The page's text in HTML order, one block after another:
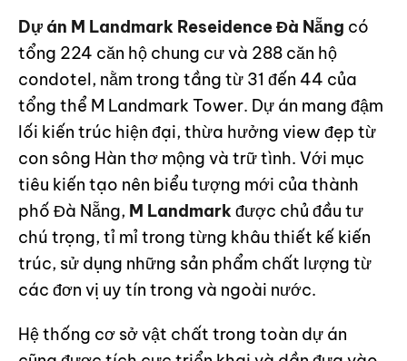
Dự án M Landmark Reseidence Đà Nẵng có
tổng 224 căn hộ chung cư và 288 căn hộ
condotel, nằm trong tầng từ 31 đến 44 của
tổng thể M Landmark Tower. Dự án mang đậm
lối kiến trúc hiện đại, thừa hưởng view đẹp từ
con sông Hàn thơ mộng và trữ tình. Với mục
tiêu kiến tạo nên biểu tượng mới của thành
phố Đà Nẵng, M Landmarkđược chủ đầu tư
chú trọng, tỉ mỉ trong từng khâu thiết kế kiến
trúc, sử dụng những sản phẩm chất lượng từ
các đơn vị uy tín trong và ngoài nước.
Hệ thống cơ sở vật chất trong toàn dự án